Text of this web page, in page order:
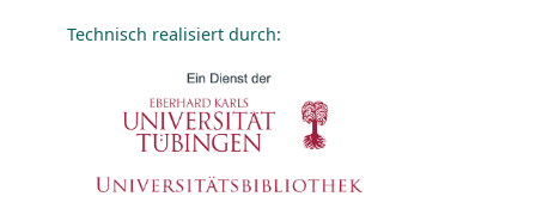
Technisch realisiert durch: